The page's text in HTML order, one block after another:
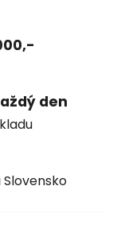
den